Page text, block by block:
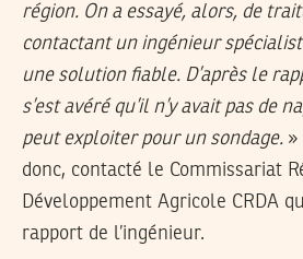
région. On a essayé, alors, de
contactant un ingénieur
une solution fiable. D’après le
s’est avéré qu’il n’y avait pas de
peut exploiter pour un sondage. »
donc, contacté le Commissariat
Développement Agricole CRDA
rapport de l’ingénieur.